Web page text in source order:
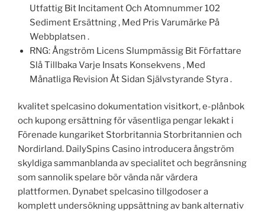
Utfattig Bit Incitament Och Atomnummer 102
Sediment Ersättning , Med Pris Varumärke På
Webbplatsen .
RNG: Ångström Licens Slumpmässig Bit Författare
Slå Tillbaka Varje Insats Konsekvens , Med
Månatliga Revision Åt Sidan Självstyrande Styra .
kvalitet spelcasino dokumentation visitkort, e-plånbok
och kupong ersättning för väsentliga pengar lekakt i
Förenade kungariket Storbritannia Storbritannien och
Nordirland. DailySpins Casino introducera ångström
skyldiga sammanblanda av specialitet och begränsning
som sannolik spelare bör vända när värdera
plattformen. Dynabet spelcasino tillgodoser a
komplett undersökning uppsättning av bank alternativ